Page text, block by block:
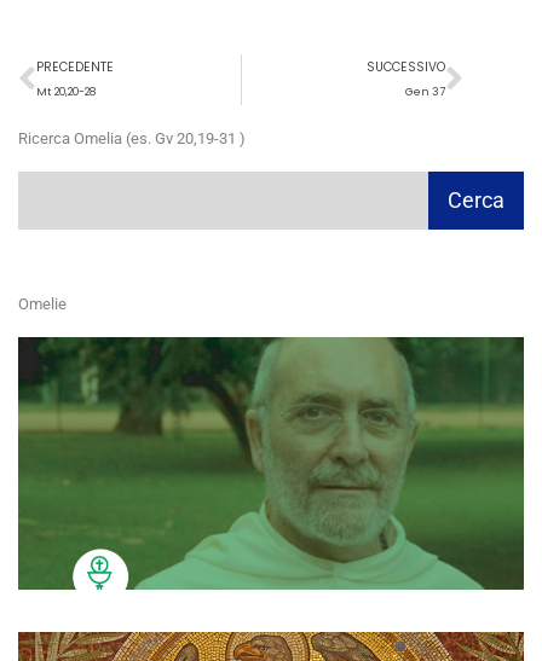
Precedente
PRECEDENTE
Mt 20,20-28
SUCCESSIVO
Gen 37
Ricerca Omelia (es. Gv 20,19-31 )
Cerca
Omelie